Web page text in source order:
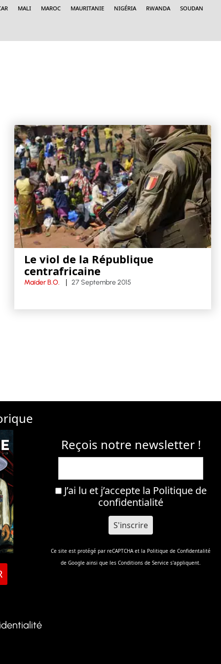
Mali Maroc Mauritanie Nigéria Rwanda Soudan
Le viol de la République
centrafricaine
Maïder B.O. 27 Septembre 2015
Reçois notre newsletter !
J’ai lu et j’accepte la Politique de
confidentialité
Ce site est protégé par reCAPTCHA et la Politique de Confidentalité
de Google ainsi que les Conditions de Service s'appliquent.